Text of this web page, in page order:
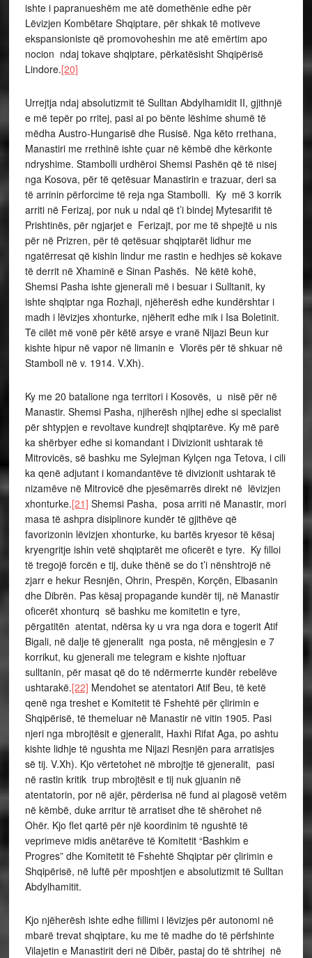
ishte i papranueshëm me atë domethënie edhe për
Lëvizjen Kombëtare Shqiptare, për shkak të motiveve
ekspansioniste që promovoheshin me atë emërtim apo
nocion ndaj tokave shqiptare, përkatësisht Shqipërisë
Lindore.[20]
Urrejtja ndaj absolutizmit të Sulltan Abdylhamidit II, gjithnjë
e më tepër po rritej, pasi ai po bënte lëshime shumë të
mëdha Austro-Hungarisë dhe Rusisë. Nga këto rrethana,
Manastiri me rrethinë ishte çuar në këmbë dhe kërkonte
ndryshime. Stambolli urdhëroi Shemsi Pashën që të nisej
nga Kosova, për të qetësuar Manastirin e trazuar, deri sa
të arrinin përforcime të reja nga Stambolli. Ky më 3 korrik
arriti në Ferizaj, por nuk u ndal që t’i bindej Mytesarifit të
Prishtinës, për ngjarjet e Ferizajt, por me të shpejtë u nis
për në Prizren, për të qetësuar shqiptarët lidhur me
ngatërresat që kishin lindur me rastin e hedhjes së kokave
të derrit në Xhaminë e Sinan Pashës. Në këtë kohë,
Shemsi Pasha ishte gjenerali më i besuar i Sulltanit, ky
ishte shqiptar nga Rozhaji, njëherësh edhe kundërshtar i
madh i lëvizjes xhonturke, njëherit edhe mik i Isa Boletinit.
Të cilët më vonë për këtë arsye e vranë Nijazi Beun kur
kishte hipur në vapor në limanin e Vlorës për të shkuar në
Stamboll në v. 1914. V.Xh).
Ky me 20 batalione nga territori i Kosovës, u nisë për në
Manastir. Shemsi Pasha, njiherësh njihej edhe si specialist
për shtypjen e revoltave kundrejt shqiptarëve. Ky më parë
ka shërbyer edhe si komandant i Divizionit ushtarak të
Mitrovicës, së bashku me Sylejman Kylçen nga Tetova, i cili
ka qenë adjutant i komandantëve të divizionit ushtarak të
nizamëve në Mitrovicë dhe pjesëmarrës direkt në lëvizjen
xhonturke.[21] Shemsi Pasha, posa arriti në Manastir, mori
masa të ashpra disiplinore kundër të gjithëve që
favorizonin lëvizjen xhonturke, ku bartës kryesor të kësaj
kryengritje ishin vetë shqiptarët me oficerët e tyre. Ky filloi
të tregojë forcën e tij, duke thënë se do t’i nënshtrojë në
zjarr e hekur Resnjën, Ohrin, Prespën, Korçën, Elbasanin
dhe Dibrën. Pas kësaj propagande kundër tij, në Manastir
oficerët xhonturq së bashku me komitetin e tyre,
përgatitën atentat, ndërsa ky u vra nga dora e togerit Atif
Bigali, në dalje të gjeneralit nga posta, në mëngjesin e 7
korrikut, ku gjenerali me telegram e kishte njoftuar
sulltanin, për masat që do të ndërmerrte kundër rebelëve
ushtarakë.[22] Mendohet se atentatori Atif Beu, të ketë
qenë nga treshet e Komitetit të Fshehtë për çlirimin e
Shqipërisë, të themeluar në Manastir në vitin 1905. Pasi
njeri nga mbrojtësit e gjeneralit, Haxhi Rifat Aga, po ashtu
kishte lidhje të ngushta me Nijazi Resnjën para arratisjes
së tij. V.Xh). Kjo vërtetohet në mbrojtje të gjeneralit, pasi
në rastin kritik trup mbrojtësit e tij nuk gjuanin në
atentatorin, por në ajër, përderisa në fund ai plagosë vetëm
në këmbë, duke arritur të arratiset dhe të shërohet në
Ohër. Kjo flet qartë për një koordinim të ngushtë të
veprimeve midis anëtarëve të Komitetit “Bashkim e
Progres” dhe Komitetit të Fshehtë Shqiptar për çlirimin e
Shqipërisë, në luftë për mposhtjen e absolutizmit të Sulltan
Abdylhamitit.
Kjo njëherësh ishte edhe fillimi i lëvizjes për autonomi në
mbarë trevat shqiptare, ku me të madhe do të përfshinte
Vilajetin e Manastirit deri në Dibër, pastaj do të shtrihej në